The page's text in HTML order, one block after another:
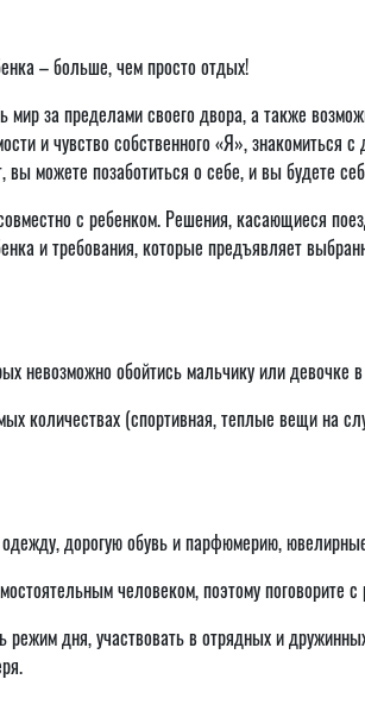
– больше, чем просто отдых!
за пределами своего двора, а также
и чувство собственного «Я»,
можете позаботиться о себе, и вы будете
с ребенком. Решения, касающиеся
и требования, которые предъявляет
невозможно обойтись мальчику или девочке
количествах (спортивная, теплые вещи на
дорогую обувь и парфюмерию,
человеком, поэтому поговорите
дня, участвовать в отрядных и